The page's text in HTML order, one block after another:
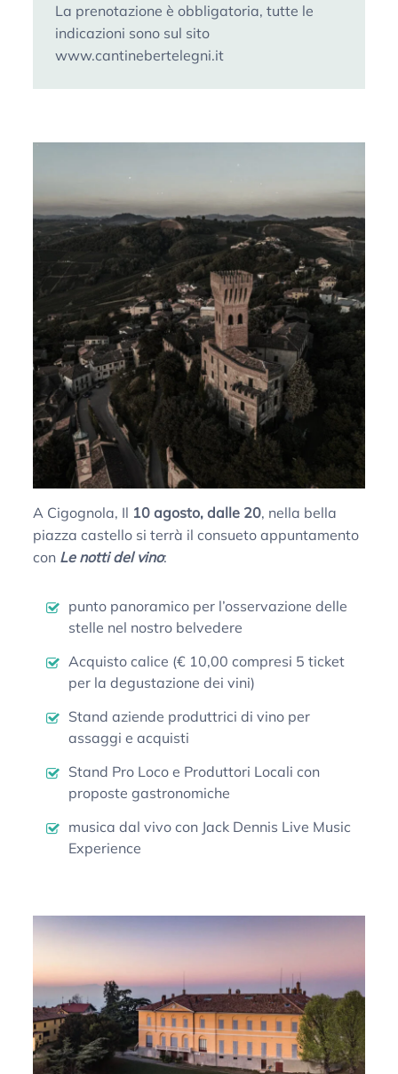
La prenotazione è obbligatoria, tutte le
indicazioni sono sul sito
www.cantinebertelegni.it
A Cigognola, Il 10 agosto, dalle 20, nella bella
piazza castello si terrà il consueto appuntamento
con Le notti del vino:
punto panoramico per l’osservazione delle
stelle nel nostro belvedere
Acquisto calice (€ 10,00 compresi 5 ticket
per la degustazione dei vini)
Stand aziende produttrici di vino per
assaggi e acquisti
Stand Pro Loco e Produttori Locali con
proposte gastronomiche
musica dal vivo con Jack Dennis Live Music
Experience